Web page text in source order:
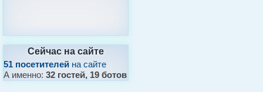
Сейчас на сайте
51 посетителей на сайте
А именно:32 гостей, 19 ботов